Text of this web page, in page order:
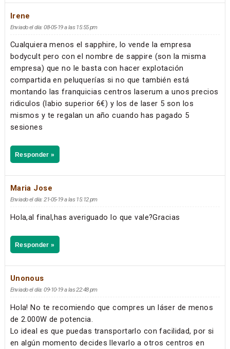
Irene
Enviado el día: 08-05-19 a las 15:55 pm
Cualquiera menos el sapphire, lo vende la empresa
bodycult pero con el nombre de sappire (son la misma
empresa) que no le basta con hacer explotación
compartida en peluquerías si no que también está
montando las franquicias centros laserum a unos precios
ridiculos (labio superior 6€) y los de laser 5 son los
mismos y te regalan un año cuando has pagado 5
sesiones
Responder »
Maria Jose
Enviado el día: 21-05-19 a las 15:12 pm
Hola,al final,has averiguado lo que vale?Gracias
Responder »
Unonous
Enviado el día: 09-10-19 a las 22:48 pm
Hola! No te recomiendo que compres un láser de menos
de 2.000W de potencia.
Lo ideal es que puedas transportarlo con facilidad, por si
en algún momento decides llevarlo a otros centros en